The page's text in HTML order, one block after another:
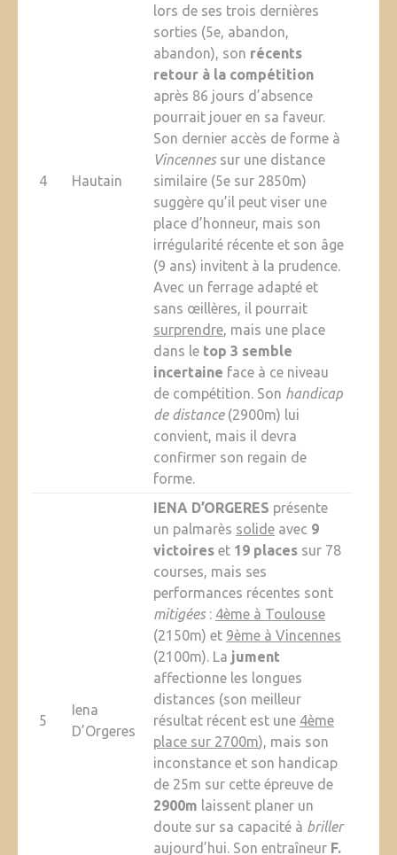
4 Hautain
lors de ses trois dernières
sorties (5e, abandon,
abandon), son récents
retour à la compétition
après 86 jours d’absence
pourrait jouer en sa faveur.
Son dernier accès de forme à
Vincennessur une distance
similaire (5e sur 2850m)
suggère qu’il peut viser une
place d’honneur, mais son
irrégularité récente et son âge
(9 ans) invitent à la prudence.
Avec un ferrage adapté et
sans œillères, il pourrait
surprendre, mais une place
dans le top 3 semble
incertaine face à ce niveau
de compétition. Son handicap
de distance(2900m) lui
convient, mais il devra
confirmer son regain de
forme.
5
Iena
D’Orgeres
IENA D’ORGERES présente
un palmarès solideavec 9
victoireset 19 placessur 78
courses, mais ses
performances récentes sont
mitigées: 4ème à Toulouse
(2150m) et 9ème à Vincennes
(2100m). La jument
affectionne les longues
distances (son meilleur
résultat récent est une 4ème
place sur 2700m), mais son
inconstance et son handicap
de 25m sur cette épreuve de
2900m laissent planer un
doute sur sa capacité à briller
aujourd’hui. Son entraîneur F.